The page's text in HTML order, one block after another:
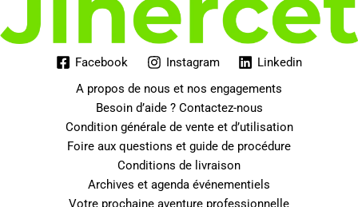
Facebook Instagram
Linkedin
A propos de nous et nos engagements
Besoin d’aide ? Contactez-nous
Condition générale de vente et d’utilisation
Foire aux questions et guide de procédure
Conditions de livraison
Archives et agenda événementiels
Votre prochaine aventure professionnelle